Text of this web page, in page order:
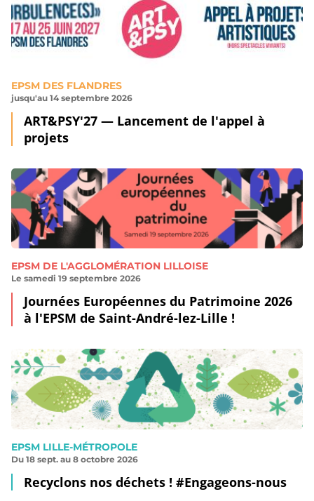
EPSM DES FLANDRES
jusqu'au 14 septembre 2026
ART&PSY'27 — Lancement de l'appel à
projets
EPSM DE L'AGGLOMÉRATION LILLOISE
Le samedi 19 septembre 2026
Journées Européennes du Patrimoine 2026
à l'EPSM de Saint-André-lez-Lille !
EPSM LILLE-MÉTROPOLE
Du 18 sept. au 8 octobre 2026
Recyclons nos déchets ! #Engageons-nous